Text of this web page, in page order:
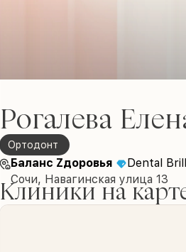
Рогалева
Ортодонт
Баланс Zдоровья
Dental
Сочи, Навагинская улица 13
Клиники на